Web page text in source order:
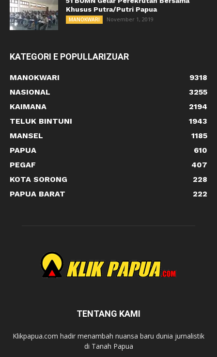
Khusus Putra/Putri Papua
MANOKWARI November 1, 2019
KATEGORI E POPULLARIZUAR
MANOKWARI
9318
NASIONAL
3255
KAIMANA
2194
TELUK BINTUNI
1943
MANSEL
1185
PAPUA
610
PEGAF
407
KOTA SORONG
228
PAPUA BARAT
222
TENTANG KAMI
Klikpapua.com hadir menambah nuansa baru dunia jurnalistik
di Tanah Papua